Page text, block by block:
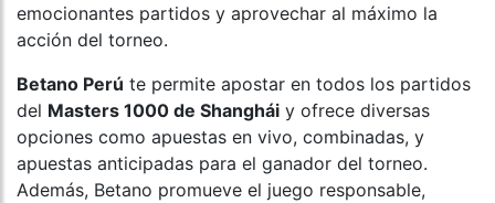
emocionantes partidos y aprovechar al máximo la
acción del torneo.
Betano Perú te permite apostar en todos los partidos
del Masters 1000 de Shanghái y ofrece diversas
opciones como apuestas en vivo, combinadas, y
apuestas anticipadas para el ganador del torneo.
Además, Betano promueve el juego responsable,